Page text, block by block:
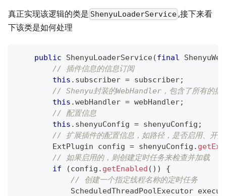
真正实现该逻辑的类是 ShenyuLoaderService ,接下来看
下该类是如何处理
public ShenyuLoaderService(final
// 插件信息的信息订阅
this . subscriber = subscriber;
// Shenyu封装的WebHandler，包含了所有的插
this .webHandler = webHandler;
// 配置信息
this . shenyuConfig = shenyuConfig ;
// 扩展插件的配置信息，如路径，是否启用、开
ExtPlugin config = shenyuConfig .
// 如果启用的，则创建定时任务来检查并加载
if
(config . getEnabled ( ) )
{
// 创建一个指定线程名称的定时任务
ScheduledThreadPoolExecutor